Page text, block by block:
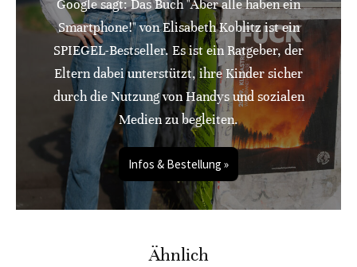
Google sagt: Das Buch "Aber alle haben ein
Smartphone!" von Elisabeth Koblitz ist ein
SPIEGEL-Bestseller. Es ist ein Ratgeber, der
Eltern dabei unterstützt, ihre Kinder sicher
durch die Nutzung von Handys und sozialen
Medien zu begleiten.
Infos & Bestellung »
Ähnlich